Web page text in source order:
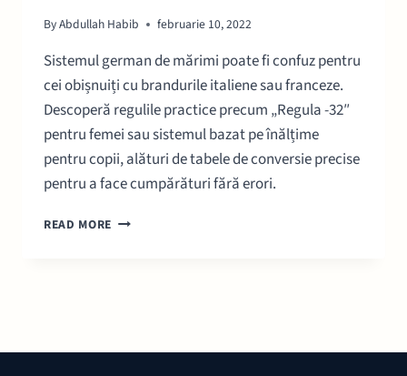
ByAbdullah Habib februarie 10, 2022
Sistemul german de mărimi poate fi confuz pentru
cei obișnuiți cu brandurile italiene sau franceze.
Descoperă regulile practice precum „Regula -32″
pentru femei sau sistemul bazat pe înălțime
pentru copii, alături de tabele de conversie precise
pentru a face cumpărături fără erori.
READ MORE GHID
PRECISE